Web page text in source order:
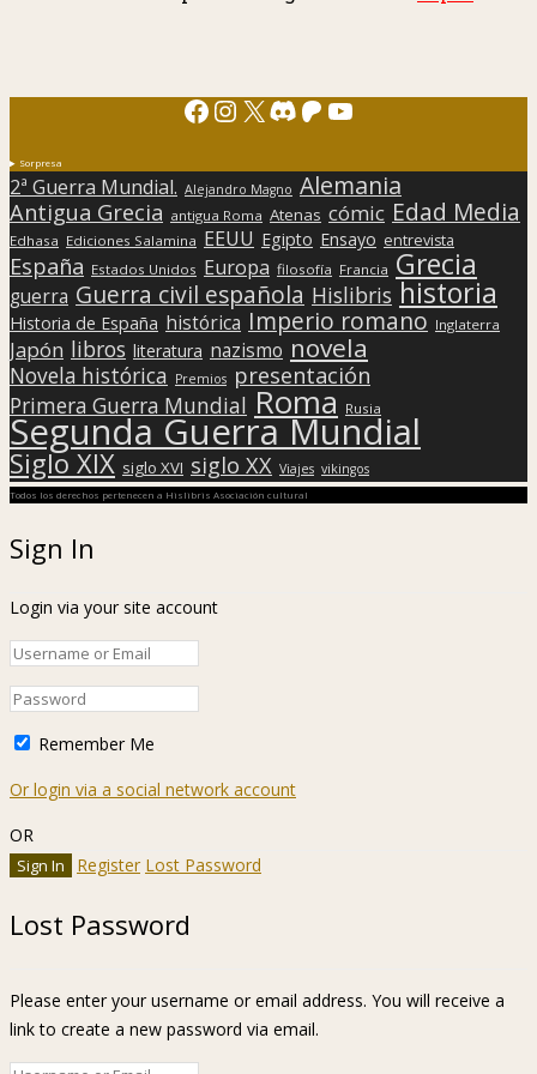
Facebook
Instagram
X Discord
Patreon
YouTube
Sorpresa
2ª Guerra Mundial. Alejandro Magno Alemania
Antigua Grecia antigua Roma Atenas cómic Edad Media
Edhasa Ediciones Salamina EEUU Egipto Ensayo entrevista
España Estados Unidos Europa filosofía Francia Grecia
guerra Guerra civil española Hislibris historia
Historia de España histórica Imperio romano Inglaterra
Japón libros literatura nazismo novela
Novela histórica Premios presentación
Primera Guerra Mundial Roma Rusia
Segunda Guerra Mundial
Siglo XIX siglo XVI siglo XX Viajes vikingos
Todos los derechos pertenecen a Hislibris Asociación cultural
Sign In
Login via your site account
Remember Me
Or login via a social network account
OR
Register Lost Password
Lost Password
Please enter your username or email address. You will receive a
link to create a new password via email.